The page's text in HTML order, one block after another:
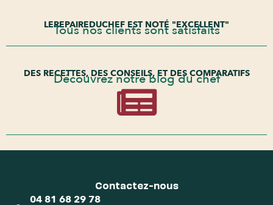
LEREPAIREDUCHEF EST NOTÉ "EXCELLENT"
Tous nos clients sont satisfaits
DES RECETTES, DES CONSEILS, ET DES COMPARATIFS
Découvrez notre blog du chef
Contactez-nous
04 81 68 29 78